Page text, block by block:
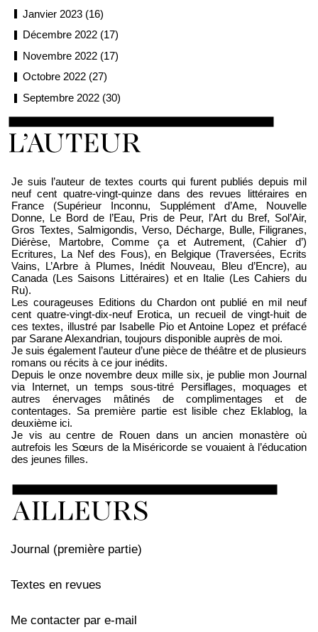
Janvier 2023 (16)
Décembre 2022 (17)
Novembre 2022 (17)
Octobre 2022 (27)
Septembre 2022 (30)
Je suis l’auteur de textes courts qui furent publiés depuis mil
neuf cent quatre-vingt-quinze dans des revues littéraires en
France (Supérieur Inconnu, Supplément d’Ame, Nouvelle
Donne, Le Bord de l’Eau, Pris de Peur, l’Art du Bref, Sol’Air,
Gros Textes, Salmigondis, Verso, Décharge, Bulle, Filigranes,
Diérèse, Martobre, Comme ça et Autrement, (Cahier d’)
Ecritures, La Nef des Fous), en Belgique (Traversées, Ecrits
Vains, L’Arbre à Plumes, Inédit Nouveau, Bleu d’Encre), au
Canada (Les Saisons Littéraires) et en Italie (Les Cahiers du
Ru).
Les courageuses Editions du Chardon ont publié en mil neuf
cent quatre-vingt-dix-neuf Erotica, un recueil de vingt-huit de
ces textes, illustré par Isabelle Pio et Antoine Lopez et préfacé
par Sarane Alexandrian, toujours disponible auprès de moi.
Je suis également l’auteur d’une pièce de théâtre et de plusieurs
romans ou récits à ce jour inédits.
Depuis le onze novembre deux mille six, je publie mon Journal
via Internet, un temps sous-titré Persiflages, moquages et
autres énervages mâtinés de complimentages et de
contentages. Sa première partie est lisible chez Eklablog, la
deuxième ici.
Je vis au centre de Rouen dans un ancien monastère où
autrefois les Sœurs de la Miséricorde se vouaient à l’éducation
des jeunes filles.
Journal (première partie)
Textes en revues
Me contacter par e-mail